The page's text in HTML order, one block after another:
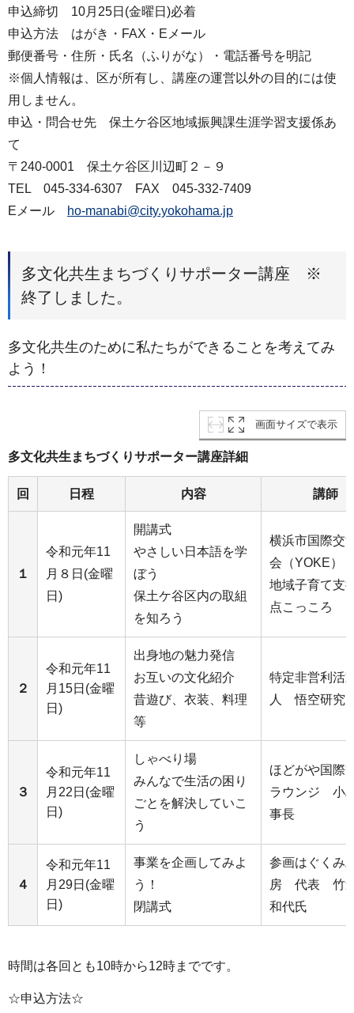
申込締切 10月25日(金曜日)必着
申込方法 はがき・FAX・Eメール
郵便番号・住所・氏名（ふりがな）・電話番号を明記
※個人情報は、区が所有し、講座の運営以外の目的には使
用しません。
申込・問合せ先 保土ケ谷区地域振興課生涯学習支援係あ
て
〒240-0001 保土ケ谷区川辺町２－９
TEL 045-334-6307 FAX 045-332-7409
Eメール
ho-manabi@city.yokohama.jp
多文化共生まちづくりサポーター講座 ※
終了しました。
多文化共生のために私たちができることを考えてみ
よう！
画面サイズで表示
多文化共生まちづくりサポーター講座詳細
回 日程 内容 講師
１
令和元年11
月８日(金曜
日)
開講式
やさしい日本語を学
ぼう
保土ケ谷区内の取組
を知ろう
横浜市国際交
会（YOKE）
地域子育て支
点こっころ
２
令和元年11
月15日(金曜
日)
出身地の魅力発信
お互いの文化紹介
昔遊び、衣装、料理
等
特定非営利活
人 悟空研究
３
令和元年11
月22日(金曜
日)
しゃべり場
みんなで生活の困り
ごとを解決していこ
う
ほどがや国際
ラウンジ 小
事長
４
令和元年11
月29日(金曜
日)
事業を企画してみよ
う！
閉講式
参画はぐくみ
房 代表
和代氏
時間は各回とも10時から12時までです。
☆申込方法☆